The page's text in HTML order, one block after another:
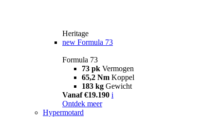
Heritage
new Formula 73
Formula 73
73 pk Vermogen
65,2 Nm Koppel
183 kg Gewicht
Vanaf €19.190 i
Ontdek meer
Hypermotard